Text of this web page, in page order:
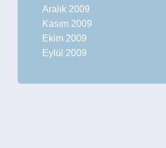
Aralık 2009
Kasım 2009
Ekim 2009
Eylül 2009